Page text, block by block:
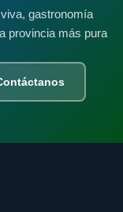
gastronomía
provincia más pura